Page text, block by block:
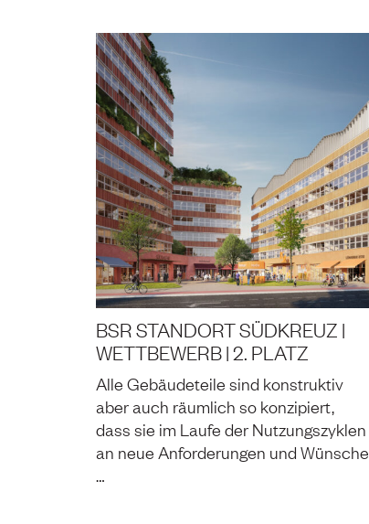
BSR STANDORT SÜDKREUZ |
WETTBEWERB | 2. PLATZ
Alle Gebäudeteile sind konstruktiv
aber auch räumlich so konzipiert,
dass sie im Laufe der Nutzungszyklen
an neue Anforderungen und Wünsche
…